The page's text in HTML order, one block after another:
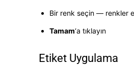
Bir renk seçin — renkler
Tamam‘a tıklayın
Etiket Uygulama